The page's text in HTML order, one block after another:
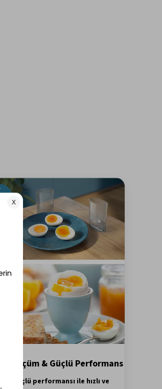
Ölçüm & Güçlü Performans
güçlü performansı ile hızlı ve